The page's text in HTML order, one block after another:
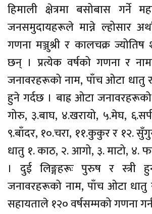
हिमाली क्षेत्रमा बसोबास गर्ने
जनसमुदायहरूले मान्ने ल्होसार
गणना मञ्जुश्री र कालचक्र ज्योतिष
छन् । प्रत्येक वर्षको गणना र
जनावरहरूको नाम, पाँच ओटा धातु
हुने गर्दछ । बाह्र ओटा
गोरु, ३.बाघ, ४.खरायो, ५.मेघ,
९.बाँदर, १०.चरा, ११.कुकुर र १२.
धातु १. काठ, २. आगो, ३. माटो, ४.
। दुई लिङ्गहरूः पुरुष र स्त्री
जनावरहरूको नाम, पाँच ओटा धातु
सहायताले १२० वर्षसम्मको गणना